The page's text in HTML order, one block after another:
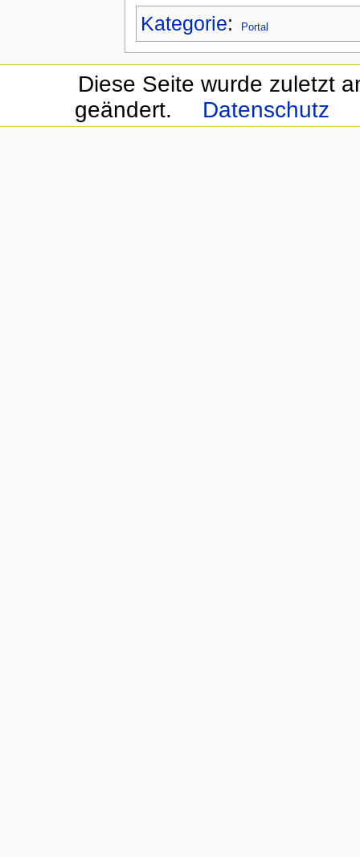
Kategorie: Portal
Diese Seite wurde zuletzt
geändert.
Datenschutz